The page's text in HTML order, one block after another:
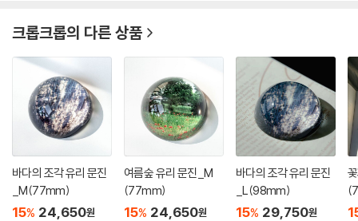
크롭크롭의 다른 상품
바다의 조각 유리 문진
_M(77mm)
15% 24,650원
여름숲 유리 문진_M
(77mm)
15% 24,650원
바다의 조각 유리 문진
_L(98mm)
15% 29,750원